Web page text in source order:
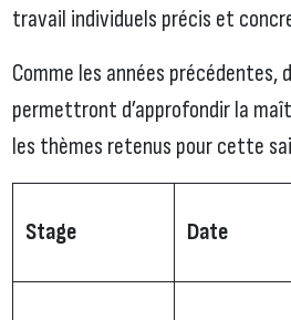
travail individuels précis et
Comme les années précédentes,
permettront d’approfondir la
les thèmes retenus pour cette
Stage Date